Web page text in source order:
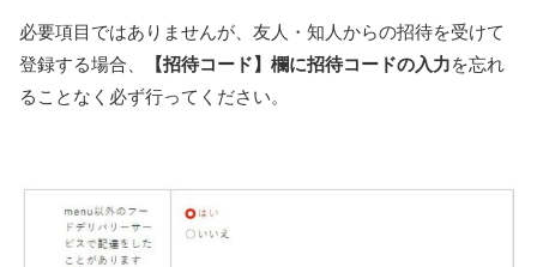
必要項目ではありませんが、友人・知人からの招待を受けて
登録する場合、
【招待コード】欄に招待コードの入力を忘れ
ることなく必ず行ってください。